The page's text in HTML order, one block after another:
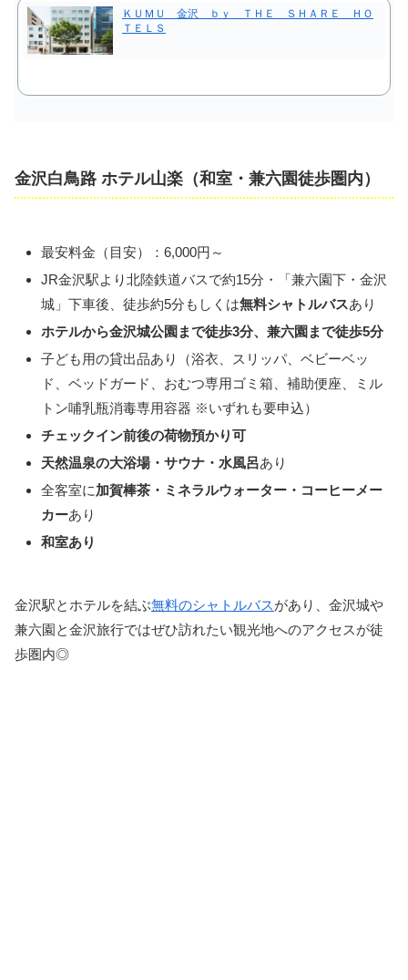
ＫＵＭＵ 金沢 ｂｙ ＴＨＥ ＳＨＡＲＥ ＨＯ
ＴＥＬＳ
金沢白鳥路 ホテル山楽（和室・兼六園徒歩圏内）
最安料金（目安）：6,000円～
JR金沢駅より北陸鉄道バスで約15分・「兼六園下・金沢
城」下車後、徒歩約5分もしくは無料シャトルバスあり
ホテルから金沢城公園まで徒歩3分、兼六園まで徒歩5分
子ども用の貸出品あり（浴衣、スリッパ、ベビーベッ
ド、ベッドガード、おむつ専用ゴミ箱、補助便座、ミル
トン哺乳瓶消毒専用容器 ※いずれも要申込）
チェックイン前後の荷物預かり可
天然温泉の大浴場・サウナ・水風呂あり
全客室に加賀棒茶・ミネラルウォーター・コーヒーメー
カーあり
和室あり
金沢駅とホテルを結ぶ無料のシャトルバスがあり、金沢城や
兼六園と金沢旅行ではぜひ訪れたい観光地へのアクセスが徒
歩圏内◎